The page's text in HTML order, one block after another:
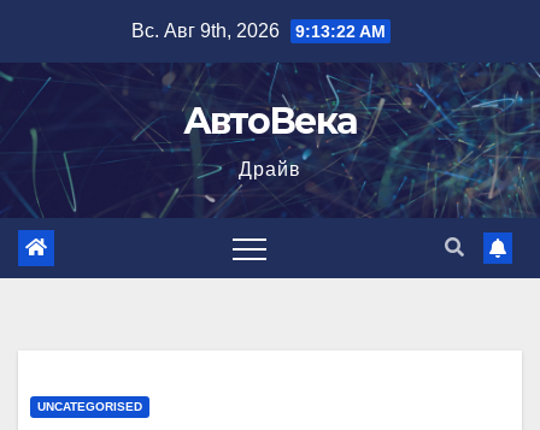
содержимому
Вс. Авг 9th, 2026 9:13:23 AM
АвтоВека
Драйв
UNCATEGORISED